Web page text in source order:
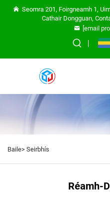
Seomra 201, Foirgneamh 1,
Cathair Dongguan,
[email
Baile> Seirbhís
Réamh-